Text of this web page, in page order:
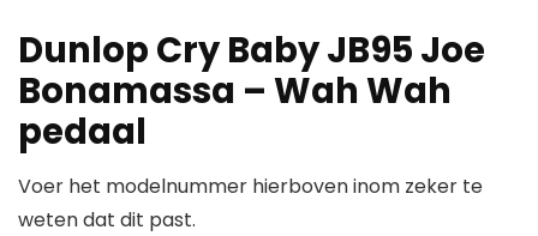
Dunlop Cry Baby JB95 Joe
Bonamassa – Wah Wah
pedaal
Voer het modelnummer hierboven inom zeker te
weten dat dit past.